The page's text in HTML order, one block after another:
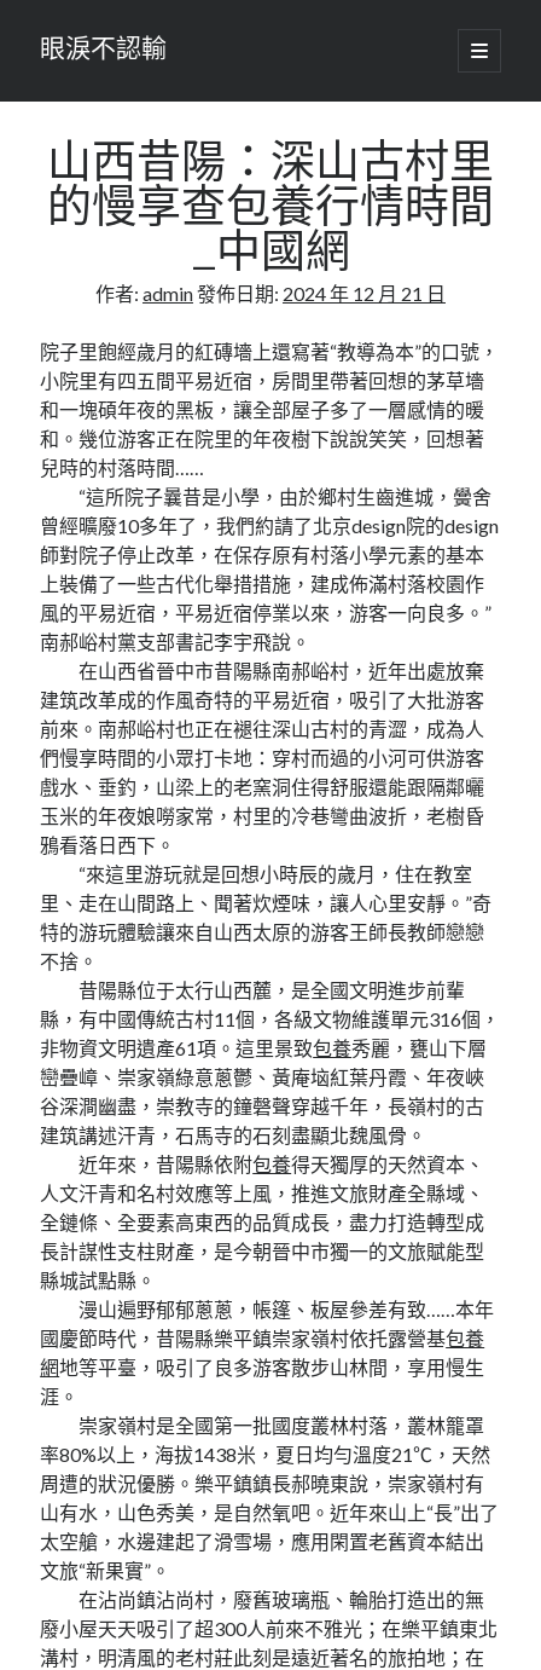
眼淚不認輸
開
啟
要
單
山西昔陽：深山古村里
的慢享查包養行情時間
_中國網
作者: admin發佈日期: 2024 年 12 月 21 日
院子里飽經歲月的紅磚墻上還寫著“教導為本”的口號，
小院里有四五間平易近宿，房間里帶著回想的茅草墻
和一塊碩年夜的黑板，讓全部屋子多了一層感情的暖
和。幾位游客正在院里的年夜樹下說說笑笑，回想著
兒時的村落時間……
“這所院子曩昔是小學，由於鄉村生齒進城，黌舍
曾經曠廢10多年了，我們約請了北京design院的design
師對院子停止改革，在保存原有村落小學元素的基本
上裝備了一些古代化舉措措施，建成佈滿村落校園作
風的平易近宿，平易近宿停業以來，游客一向良多。”
南郝峪村黨支部書記李宇飛說。
在山西省晉中市昔陽縣南郝峪村，近年出處放棄
建筑改革成的作風奇特的平易近宿，吸引了大批游客
前來。南郝峪村也正在褪往深山古村的青澀，成為人
們慢享時間的小眾打卡地：穿村而過的小河可供游客
戲水、垂釣，山梁上的老窯洞住得舒服還能跟隔鄰曬
玉米的年夜娘嘮家常，村里的冷巷彎曲波折，老樹昏
鴉看落日西下。
“來這里游玩就是回想小時辰的歲月，住在教室
里、走在山間路上、聞著炊煙味，讓人心里安靜。”奇
特的游玩體驗讓來自山西太原的游客王師長教師戀戀
不捨。
昔陽縣位于太行山西麓，是全國文明進步前輩
縣，有中國傳統古村11個，各級文物維護單元316個，
非物資文明遺產61項。這里景致包養秀麗，甕山下層
巒疊嶂、崇家嶺綠意蔥鬱、黃庵垴紅葉丹霞、年夜峽
谷深澗幽盡，崇教寺的鐘磬聲穿越千年，長嶺村的古
建筑講述汗青，石馬寺的石刻盡顯北魏風骨。
近年來，昔陽縣依附包養得天獨厚的天然資本、
人文汗青和名村效應等上風，推進文旅財產全縣域、
全鏈條、全要素高東西的品質成長，盡力打造轉型成
長計謀性支柱財產，是今朝晉中市獨一的文旅賦能型
縣城試點縣。
漫山遍野郁郁蔥蔥，帳篷、板屋參差有致……本年
國慶節時代，昔陽縣樂平鎮崇家嶺村依托露營基包養
網地等平臺，吸引了良多游客散步山林間，享用慢生
涯。
崇家嶺村是全國第一批國度叢林村落，叢林籠罩
率80%以上，海拔1438米，夏日均勻溫度21℃，天然
周遭的狀況優勝。樂平鎮鎮長郝曉東說，崇家嶺村有
山有水，山色秀美，是自然氧吧。近年來山上“長”出了
太空艙，水邊建起了滑雪場，應用閑置老舊資本結出
文旅“新果實”。
在沾尚鎮沾尚村，廢舊玻璃瓶、輪胎打造出的無
廢小屋天天吸引了超300人前來不雅光；在樂平鎮東北
溝村，明清風的老村莊此刻是遠近著名的旅拍地；在